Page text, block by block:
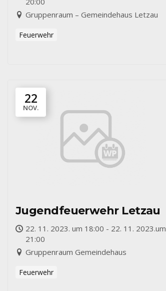
Gruppenraum – Gemeindehaus Letzau
Feuerwehr
22
NOV.
Jugendfeuerwehr Letzau
22. 11. 2023. um 18:00 - 22. 11. 2023.um
21:00
Gruppenraum Gemeindehaus
Feuerwehr